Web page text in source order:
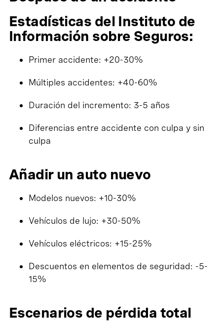
Estadísticas del Instituto de
Información sobre Seguros:
Primer accidente: +20-30%
Múltiples accidentes: +40-60%
Duración del incremento: 3-5 años
Diferencias entre accidente con culpa y sin
culpa
Añadir un auto nuevo
Modelos nuevos: +10-30%
Vehículos de lujo: +30-50%
Vehículos eléctricos: +15-25%
Descuentos en elementos de seguridad: -5-
15%
Escenarios de pérdida total